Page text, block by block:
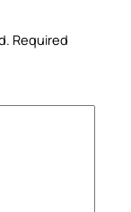
Required